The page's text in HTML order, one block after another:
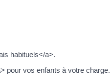
habituels</a>.
pour vos enfants à votre charge.